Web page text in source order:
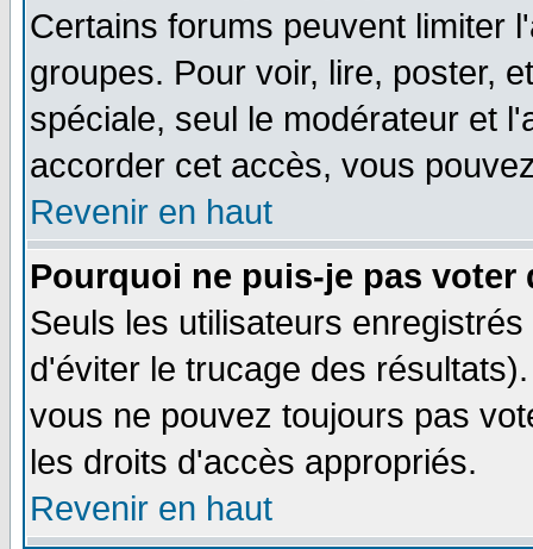
Certains forums peuvent limiter
groupes. Pour voir, lire, poster,
spéciale, seul le modérateur et
accorder cet accès, vous
Revenir en haut
Pourquoi ne puis-je pas voter
Seuls les utilisateurs
d'éviter le trucage des
vous ne pouvez toujours pas
les droits d'accès appropriés.
Revenir en haut